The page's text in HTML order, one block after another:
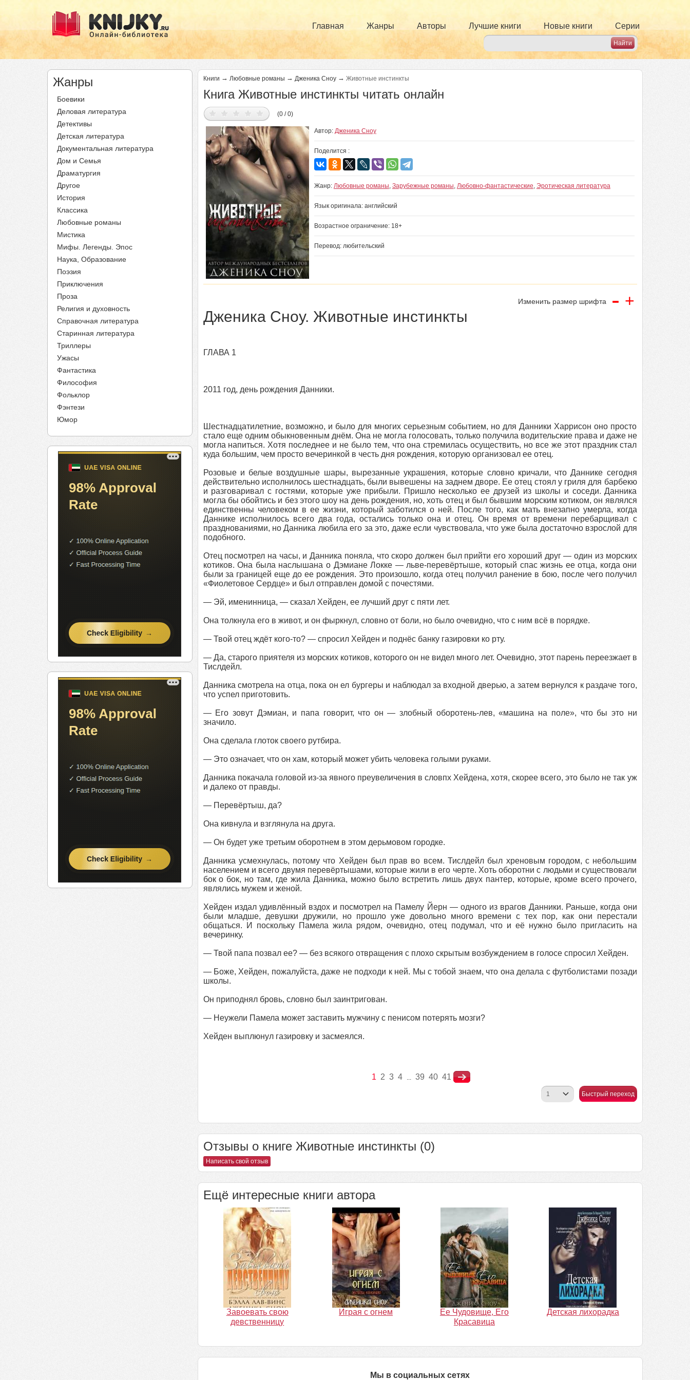
Главная Жанры Авторы Лучшие книги Новые книги Серии
Жанры
Боевики
Деловая литература
Детективы
Детская литература
Документальная литература
Дом и Семья
Драматургия
Другое
История
Классика
Любовные романы
Мистика
Мифы. Легенды. Эпос
Наука, Образование
Поэзия
Приключения
Проза
Религия и духовность
Справочная литература
Старинная литература
Триллеры
Ужасы
Фантастика
Философия
Фольклор
Фэнтези
Юмор
Книги → Любовные романы → Дженика Сноу → Животные инстинкты
Книга Животные инстинкты читать онлайн
(0 / 0)
Автор: Дженика Сноу
Поделится :
Жанр: Любовные романы, Зарубежные романы, Любовно-фантастические, Эротическая литература
Язык оригинала: английский
Возрастное ограничение: 18+
Перевод: любительский
Изменить размер шрифта - +
Дженика Сноу. Животные инстинкты
ГЛАВА 1
2011 год, день рождения Данники.
Шестнадцатилетние, возможно, и было для многих серьезным событием, но для Данники Харрисон оно просто
стало еще одним обыкновенным днём. Она не могла голосовать, только получила водительские права и даже не
могла напиться. Хотя последнее и не было тем, что она стремилась осуществить, но все же этот праздник стал
куда большим, чем просто вечеринкой в честь дня рождения, которую организовал ее отец.
Розовые и белые воздушные шары, вырезанные украшения, которые словно кричали, что Даннике сегодня
действительно исполнилось шестнадцать, были вывешены на заднем дворе. Ее отец стоял у гриля для барбекю
и разговаривал с гостями, которые уже прибыли. Пришло несколько ее друзей из школы и соседи. Данника
могла бы обойтись и без этого шоу на день рождения, но, хоть отец и был бывшим морским котиком, он являлся
единственны человеком в ее жизни, который заботился о ней. После того, как мать внезапно умерла, когда
Даннике исполнилось всего два года, остались только она и отец. Он время от времени перебарщивал с
празднованиями, но Данника любила его за это, даже если чувствовала, что уже была достаточно взрослой для
подобного.
Отец посмотрел на часы, и Данника поняла, что скоро должен был прийти его хороший друг — один из морских
котиков. Она была наслышана о Дэмиане Локке — льве-перевёртыше, который спас жизнь ее отца, когда они
были за границей еще до ее рождения. Это произошло, когда отец получил ранение в бою, после чего получил
«Фиолетовое Сердце» и был отправлен домой с почестями.
— Эй, именинница, — сказал Хейден, ее лучший друг с пяти лет.
Она толкнула его в живот, и он фыркнул, словно от боли, но было очевидно, что с ним всё в порядке.
— Твой отец ждёт кого-то? — спросил Хейден и поднёс банку газировки ко рту.
— Да, старого приятеля из морских котиков, которого он не видел много лет. Очевидно, этот парень переезжает в
Тислдейл.
Данника смотрела на отца, пока он ел бургеры и наблюдал за входной дверью, а затем вернулся к раздаче того,
что успел приготовить.
— Его зовут Дэмиан, и папа говорит, что он — злобный оборотень-лев, «машина на поле», что бы это ни
значило.
Она сделала глоток своего рутбира.
— Это означает, что он хам, который может убить человека голыми руками.
Данника покачала головой из-за явного преувеличения в словпх Хейдена, хотя, скорее всего, это было не так уж
и далеко от правды.
— Перевёртыш, да?
Она кивнула и взглянула на друга.
— Он будет уже третьим оборотнем в этом дерьмовом городке.
Данника усмехнулась, потому что Хейден был прав во всем. Тислдейл был хреновым городом, с небольшим
населением и всего двумя перевёртышами, которые жили в его черте. Хоть оборотни с людьми и существовали
бок о бок, но там, где жила Данника, можно было встретить лишь двух пантер, которые, кроме всего прочего,
являлись мужем и женой.
Хейден издал удивлённый вздох и посмотрел на Памелу Йерн — одного из врагов Данники. Раньше, когда они
были младше, девушки дружили, но прошло уже довольно много времени с тех пор, как они перестали
общаться. И поскольку Памела жила рядом, очевидно, отец подумал, что и её нужно было пригласить на
вечеринку.
— Твой папа позвал ее? — без всякого отвращения с плохо скрытым возбуждением в голосе спросил Хейден.
— Боже, Хейден, пожалуйста, даже не подходи к ней. Мы с тобой знаем, что она делала с футболистами позади
школы.
Он приподнял бровь, словно был заинтригован.
— Неужели Памела может заставить мужчину с пенисом потерять мозги?
Хейден выплюнул газировку и засмеялся.
1 2 3 4 ... 39 40 41
Быстрый переход
Отзывы о книге Животные инстинкты (0)
Написать свой отзыв
Ещё интересные книги автора
Завоевать свою
девственницу
Играя с огнем
Ее Чудовище, Его
Красавица
Детская лихорадка
Мы в социальных сетях